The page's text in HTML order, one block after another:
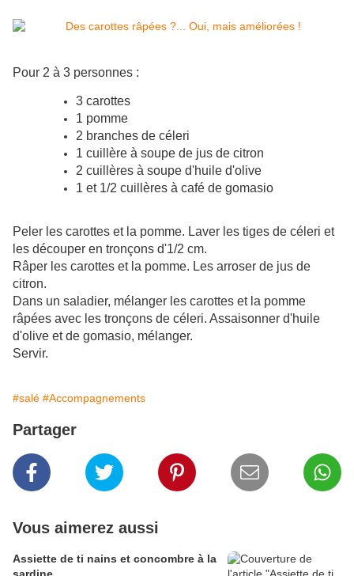
Pour 2 à 3 personnes :
3 carottes
1 pomme
2 branches de céleri
1 cuillère à soupe de jus de citron
2 cuillères à soupe d'huile d'olive
1 et 1/2 cuillères à café de gomasio
Peler les carottes et la pomme. Laver les tiges de céleri et
les découper en tronçons d'1/2 cm.
Râper les carottes et la pomme. Les arroser de jus de
citron.
Dans un saladier, mélanger les carottes et la pomme
râpées avec les tronçons de céleri. Assaisonner d'huile
d'olive et de gomasio, mélanger.
Servir.
#salé #Accompagnements
Partager
Vous aimerez aussi
Assiette de ti nains et concombre à la